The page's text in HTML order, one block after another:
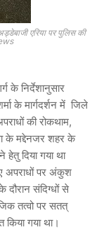
एरिया पर पुलिस की
के निर्देशानुसार
के मार्गदर्शन में जिले
की रोकथाम,
के मद्देनजर शहर के
हेतु दिया गया था
अपराधों पर अंकुश
संदिग्धों से
तत्वो पर सतत्
किया गया था।